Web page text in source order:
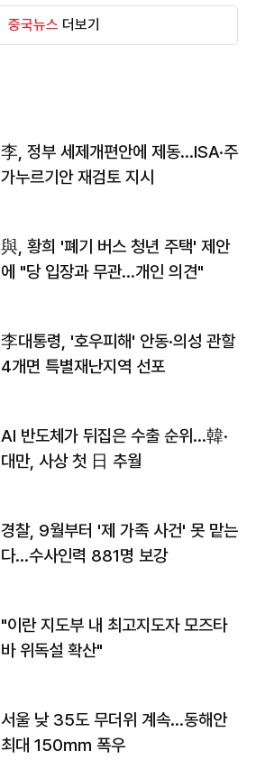
중국뉴스 더보기
李, 정부 세제개편안에 제동…ISA·주
가누르기안 재검토 지시
與, 황희 '폐기 버스 청년 주택' 제안
에 "당 입장과 무관…개인 의견"
李대통령, '호우피해' 안동·의성 관할
4개면 특별재난지역 선포
AI 반도체가 뒤집은 수출 순위…韓·
대만, 사상 첫 日 추월
경찰, 9월부터 '제 가족 사건' 못 맡는
다…수사인력 881명 보강
"이란 지도부 내 최고지도자 모즈타
바 위독설 확산"
서울 낮 35도 무더위 계속…동해안
최대 150㎜ 폭우